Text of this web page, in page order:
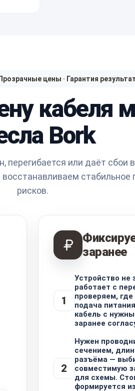
цены · Гарантия
кабеля
Bork
перегибается или даёт сбои
стабильное
рисков.
заранее
1
Устройство не
работает с
проверяем,
подача
кабель с
заранее
2
Нужен
сечением,
разъёма —
совместимую
для схемы.
формируется